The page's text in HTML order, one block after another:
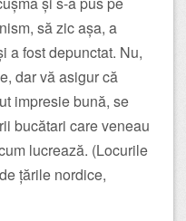
să zic așa, a
a fost depunctat. Nu,
dar vă asigur că
impresie bună, se
bucătari care veneau
lucrează. (Locurile
țările nordice,